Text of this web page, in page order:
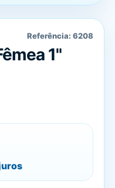
Referência: 6208
1"